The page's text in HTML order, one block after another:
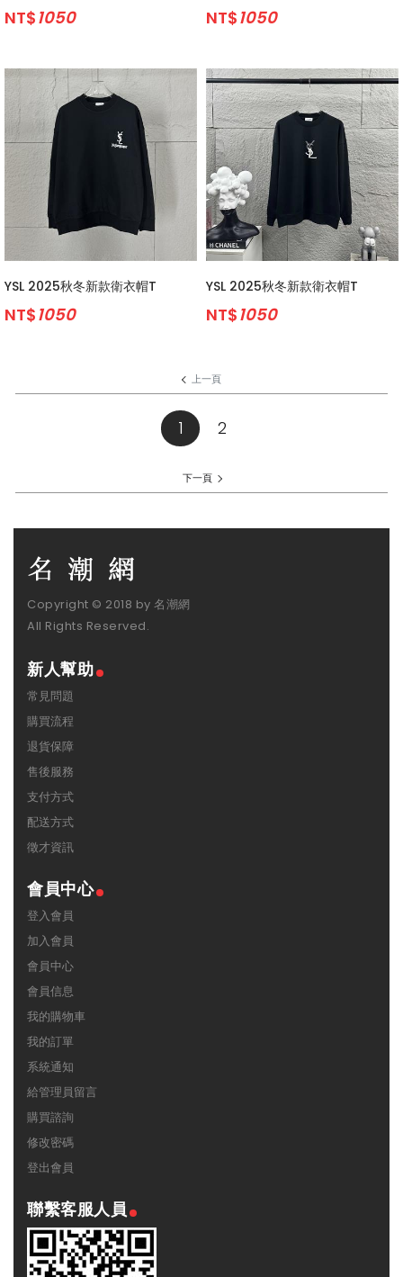
NT$1050 NT$1050
YSL 2025秋冬新款衛衣帽T
NT$1050
YSL 2025秋冬新款衛衣帽T
NT$1050
上一頁
1 (current)
2
下一頁
Copyright © 2018 by 名潮網
All Rights Reserved.
新人幫助
常見問題
購買流程
退貨保障
售後服務
支付方式
配送方式
徵才資訊
會員中心
登入會員
加入會員
會員中心
會員信息
我的購物車
我的訂單
系統通知
給管理員留言
購買諮詢
修改密碼
登出會員
聯繫客服人員